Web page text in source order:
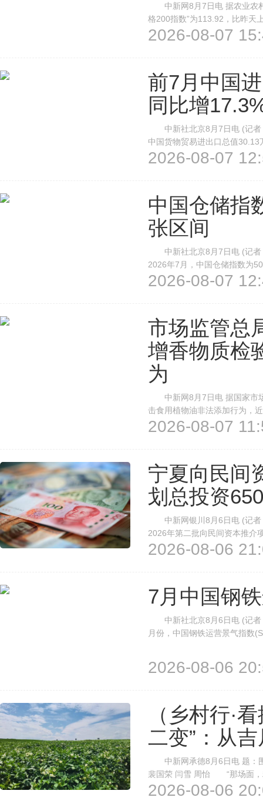
中新网8月7日电 据农业农村
格200指数”为113.92，比昨天
天上升0.31个点。截至今日
2026-08-07
前7月中国
同比增
中新社北京8月7日电 (记者
中国货物贸易进出口总值
增长14%，进口增长22%。
2026-08-07
中国仓储指
张区间
中新社北京8月7日电 (记者
2026年7月，中国仓储指数为
间。 从分项指数来看，同上
2026-08-07
市场监管总
增香物质检
为
中新网8月7日电 据国家市场
击食用植物油非法添加行为，
中乙基麦芽酚的测定》
2026-08-07
宁夏向民间
划总投资
中新网银川8月6日电 (记者
2026年第二批向民间资本推介
动民间资本参与宁夏重点领
2026-08-06
7月中国钢
中新社北京8月6日电 (记者
月份，中国钢铁运营景气指数
2026-08-06
（乡村行·
二变”：从
中新网承德8月6日电 题：
裴国荣 闫雪 周怡 “那场面，
过了山风。”作为承德市市级非
2026-08-06